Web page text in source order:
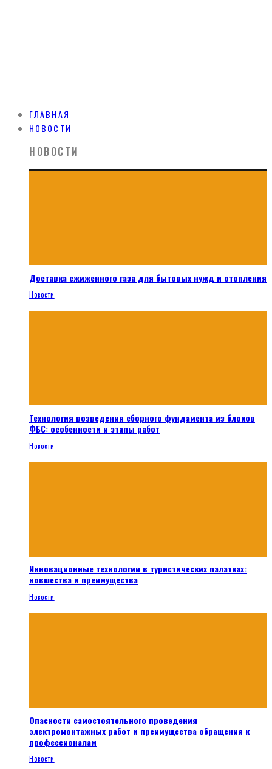
ГЛАВНАЯ
НОВОСТИ
НОВОСТИ
Доставка сжиженного газа для бытовых нужд и отопления
Новости
Технология возведения сборного фундамента из блоков
ФБС: особенности и этапы работ
Новости
Инновационные технологии в туристических палатках:
новшества и преимущества
Новости
Опасности самостоятельного проведения
электромонтажных работ и преимущества обращения к
профессионалам
Новости